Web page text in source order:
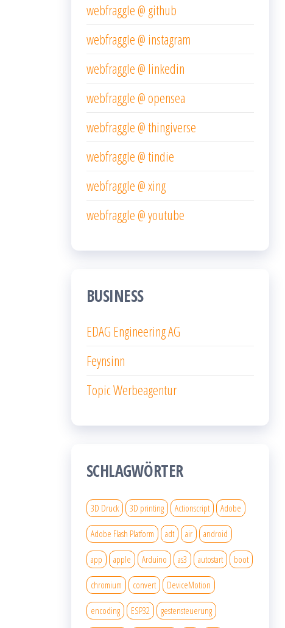
webfraggle @ github
webfraggle @ instagram
webfraggle @ linkedin
webfraggle @ opensea
webfraggle @ thingiverse
webfraggle @ tindie
webfraggle @ xing
webfraggle @ youtube
BUSINESS
EDAG Engineering AG
Feynsinn
Topic Werbeagentur
SCHLAGWÖRTER
3D Druck 3D printing Actionscript Adobe
Adobe Flash Platform adt air android
app apple Arduino as3 autostart boot
chromium convert DeviceMotion
encoding ESP32 gestensteuerung